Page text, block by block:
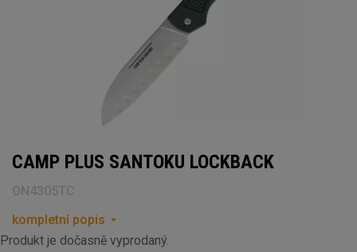
CAMP PLUS SANTOKU LOCKBACK
ON4305TC
kompletní popis
Produkt je dočasně vyprodaný.